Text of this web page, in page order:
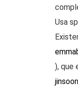
Usa
), que